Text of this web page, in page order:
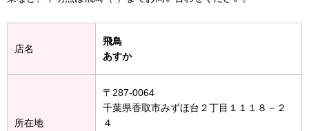
店名
飛鳥
あすか
所在地
〒287-0064
千葉県香取市みずほ台２丁目１１１８－２
４